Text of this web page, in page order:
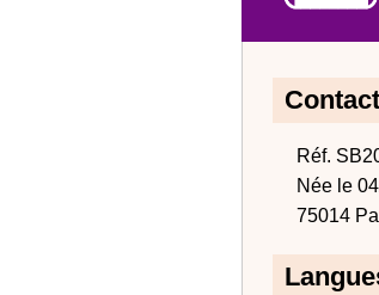
Contact
Réf.
Née le
75014